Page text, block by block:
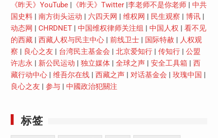
《昨天》YouTube| 《昨天》Twitter| 李老师不是你老师| 中共
国史料| 南方街头运动 六四天网 维权网 民生观察 博讯|
动态网
CHRDNET| 中国维权律师关注组 中国人权
看不见
的西藏| 西藏人权与民主中心| 前线卫士| 国际特赦
人权观
察
良心之友 台湾民主基金会 北京爱知行| 传知行| 公盟
许志永
新公民运动 独立媒体| 全球之声| 安全工具箱
西
藏行动中心| 维吾尔在线| 西藏之声| 对话基金会 玫瑰中国
良心之友
参与| 中國政治犯關注
标签